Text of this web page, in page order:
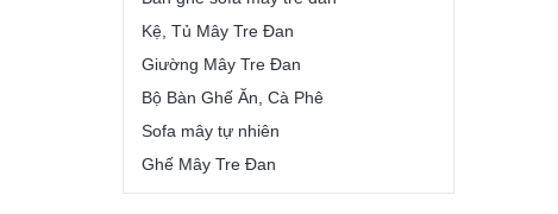
Kệ, Tủ Mây Tre Đan
Giường Mây Tre Đan
Bộ Bàn Ghế Ăn, Cà Phê
Sofa mây tự nhiên
Ghế Mây Tre Đan